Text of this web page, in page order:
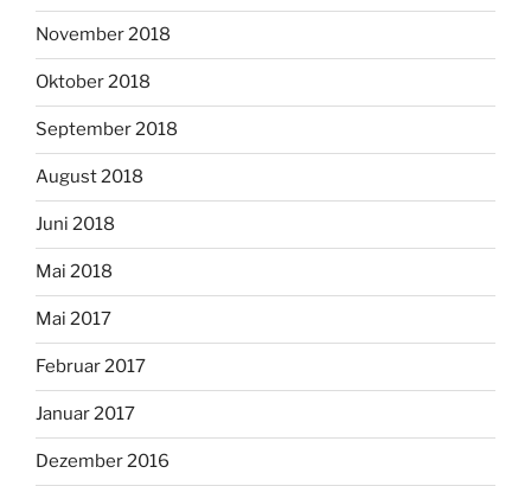
November 2018
Oktober 2018
September 2018
August 2018
Juni 2018
Mai 2018
Mai 2017
Februar 2017
Januar 2017
Dezember 2016